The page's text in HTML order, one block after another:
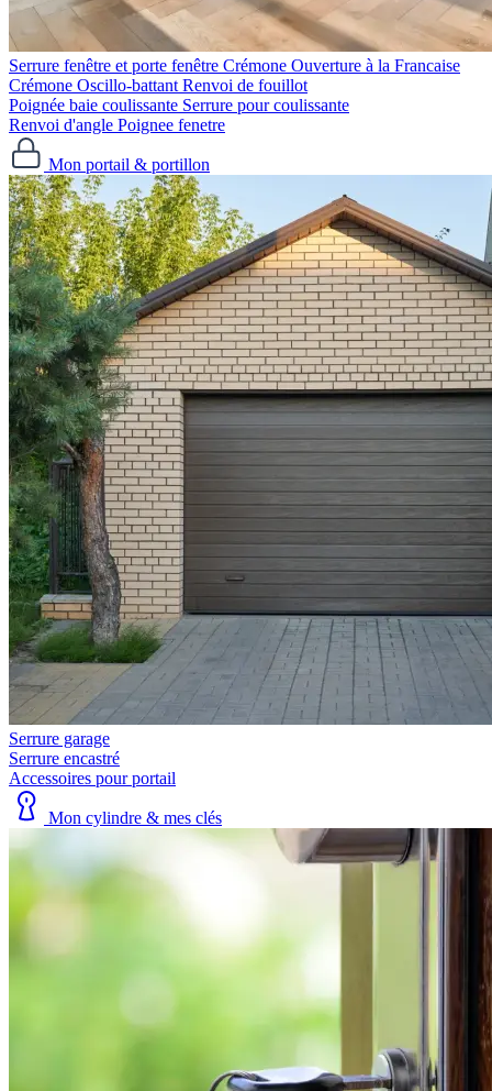
Serrure fenêtre et porte fenêtre
Crémone Ouverture à la Francaise
Crémone Oscillo-battant Renvoi de fouillot
Poignée baie coulissante Serrure pour coulissante
Renvoi d'angle Poignee fenetre
Mon portail & portillon
Serrure garage
Serrure encastré
Accessoires pour portail
Mon cylindre & mes clés